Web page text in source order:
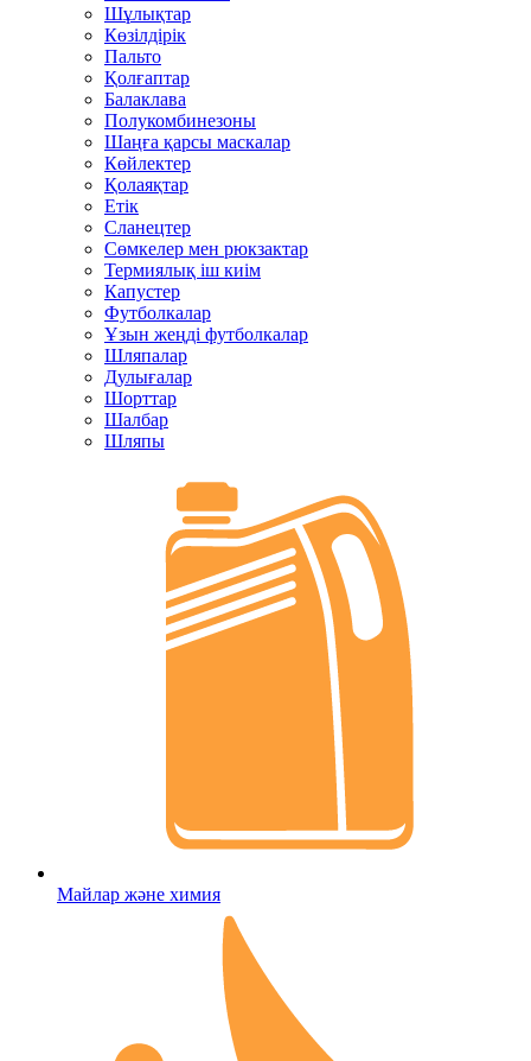
Шұлықтар
Көзілдірік
Пальто
Қолғаптар
Балаклава
Полукомбинезоны
Шаңға қарсы маскалар
Көйлектер
Қолаяқтар
Етік
Сланецтер
Сөмкелер мен рюкзактар
Термиялық іш киім
Капустер
Футболкалар
Ұзын жеңді футболкалар
Шляпалар
Дулығалар
Шорттар
Шалбар
Шляпы
Майлар және химия